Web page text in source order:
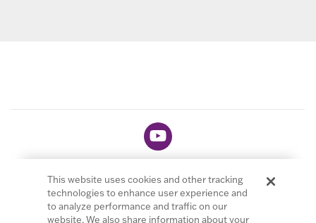
© 2026 LivaNova PLC. Alle Rechte vorbehalten.
This website uses cookies and other tracking
technologies to enhance user experience and
to analyze performance and traffic on our
website. We also share information about your